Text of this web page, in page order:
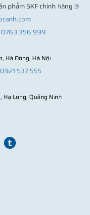
phẩm SKF chính hãng ®
0763 356 999
Hà Đông, Hà Nội
0921 537 555
Long, Quảng Ninh